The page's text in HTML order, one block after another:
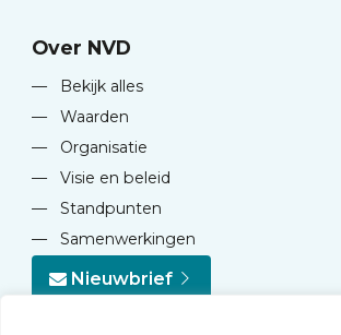
Over NVD
—
Bekijk alles
—
Waarden
—
Organisatie
—
Visie en beleid
—
Standpunten
—
Samenwerkingen
Nieuwbrief